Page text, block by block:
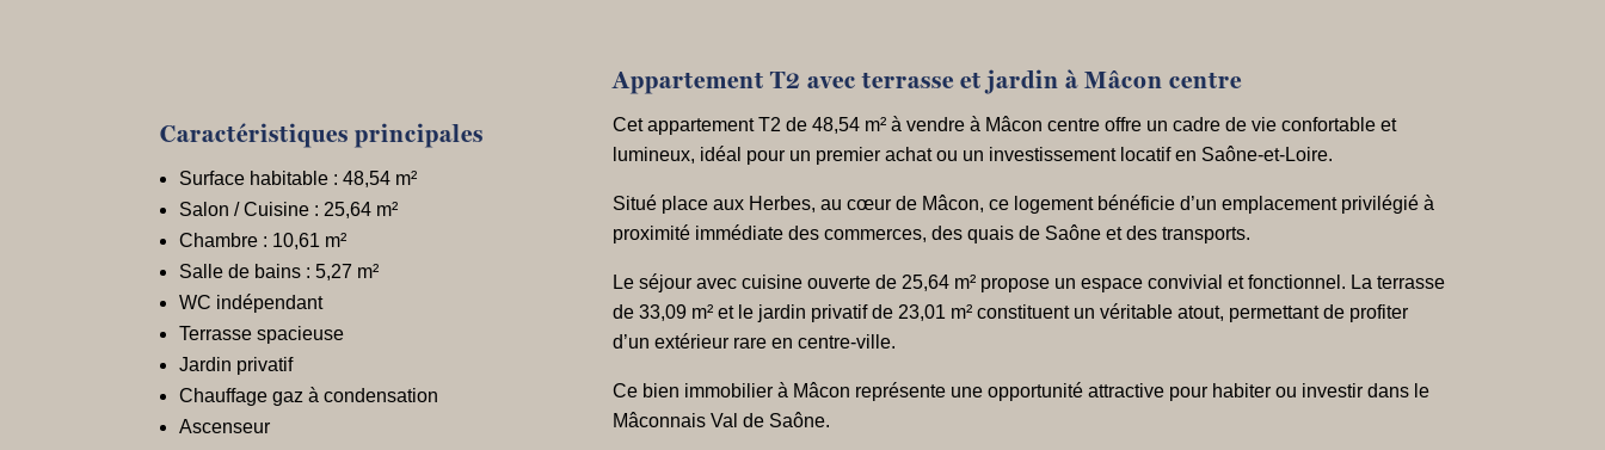
Caractéristiques principales
Surface habitable : 48,54 m²
Salon / Cuisine : 25,64 m²
Chambre : 10,61 m²
Salle de bains : 5,27 m²
WC indépendant
Terrasse spacieuse
Jardin privatif
Chauffage gaz à condensation
Ascenseur
Appartement T2 avec terrasse et jardin à Mâcon centre
Cet appartement T2 de 48,54 m² à vendre à Mâcon centre offre un cadre de vie confortable et
lumineux, idéal pour un premier achat ou un investissement locatif en Saône-et-Loire.
Situé place aux Herbes, au cœur de Mâcon, ce logement bénéficie d’un emplacement privilégié à
proximité immédiate des commerces, des quais de Saône et des transports.
Le séjour avec cuisine ouverte de 25,64 m² propose un espace convivial et fonctionnel. La terrasse
de 33,09 m² et le jardin privatif de 23,01 m² constituent un véritable atout, permettant de profiter
d’un extérieur rare en centre-ville.
Ce bien immobilier à Mâcon représente une opportunité attractive pour habiter ou investir dans le
Mâconnais Val de Saône.